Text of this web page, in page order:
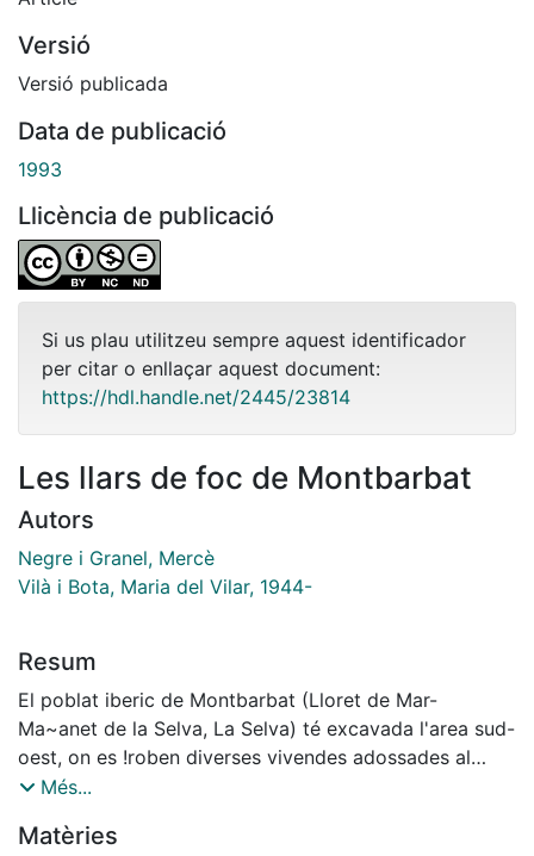
Versió
Versió publicada
Data de publicació
1993
Llicència de publicació
Si us plau utilitzeu sempre aquest identificador
per citar o enllaçar aquest document:
https://hdl.handle.net/2445/23814
Les llars de foc de Montbarbat
Autors
Negre i Granel, Mercè
Vilà i Bota, Maria del Vilar, 1944-
Resum
El poblat iberic de Montbarbat (Lloret de Mar-
Ma~anet de la Selva, La Selva) té excavada l'area sud-
oest, on es !roben diverses vivendes adossades al
parament intem de la muralla. La datació deis sois
d'importació, correspon al segle IV i a inicis del segle
Més...
Matèries